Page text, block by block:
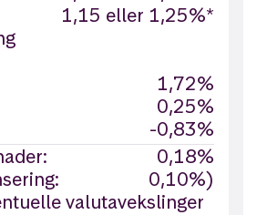
1,15 eller 1,25%*
1,72%
0,25%
-0,83%
0,18%
0,10%)
valutavekslinger